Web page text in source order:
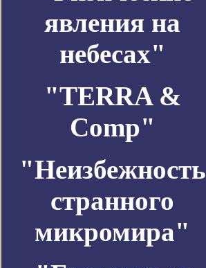
явления на
небесах"
"TERRA &
Comp"
"Неизбежность
странного
микромира"